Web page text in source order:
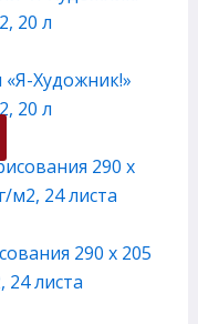
«Я-Художник!»
20 л
290 х 205
листа